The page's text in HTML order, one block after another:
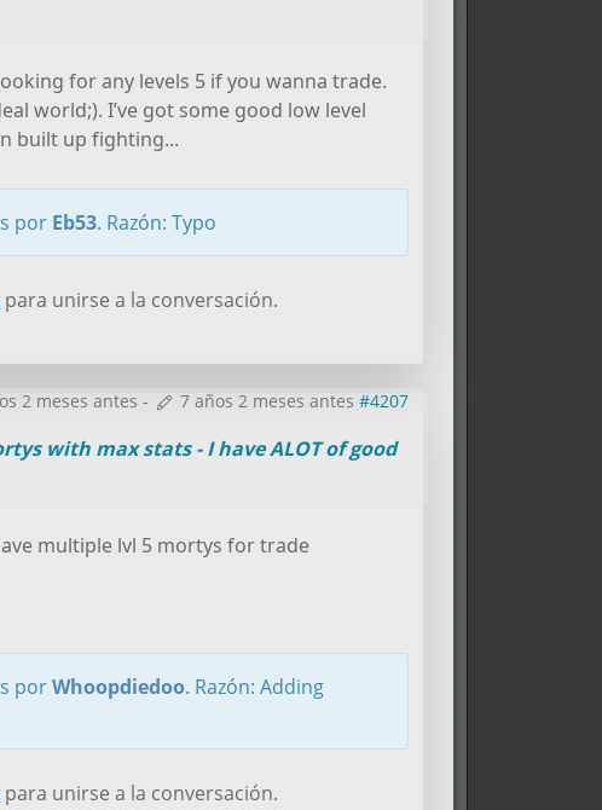
for any levels 5 if you wanna trade.
world;). I’ve got some good low level
built up fighting...
por Eb53. Razón: Typo
para unirse a la conversación.
2 meses antes - 7 años 2 meses antes #4207
with max stats - I have ALOT of good
multiple lvl 5 mortys for trade
porWhoopdiedoo. Razón: Adding
para unirse a la conversación.